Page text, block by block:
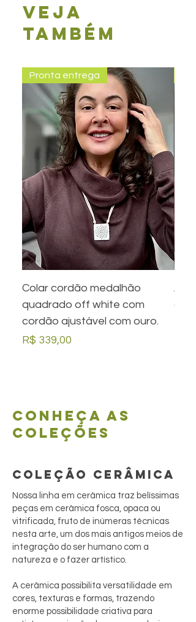
Veja
também
Pronta entrega
Colar cordão medalhão
quadrado off white com
cordão ajustável com ouro.
Preço
R$ 339,00
Conheça as
coleções
COLEÇÃO CERÂMICA
Nossa linha em cerâmica traz belíssimas
peças em cerâmica fosca, opaca ou
vitrificada, fruto de inúmeras técnicas
nesta arte, um dos mais antigos meios de
integração do ser humano com a
natureza e o fazer artístico.
A cerâmica possibilita versatilidade em
cores, texturas e formas, trazendo
enorme possibilidade criativa para